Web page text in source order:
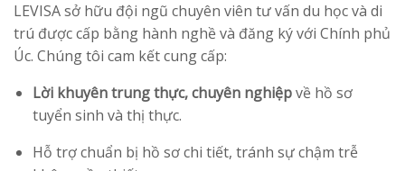
LEVISA sở hữu đội ngũ chuyên viên tư vấn du học và di
trú được cấp bằng hành nghề và đăng ký với Chính phủ
Úc. Chúng tôi cam kết cung cấp:
Lời khuyên trung thực, chuyên nghiệpvề hồ sơ
tuyển sinh và thị thực.
Hỗ trợ chuẩn bị hồ sơ chi tiết, tránh sự chậm trễ